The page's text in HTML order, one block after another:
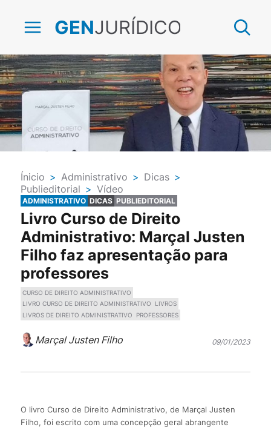
GENJURÍDICO
Ínicio > Administrativo > Dicas >
Publieditorial > Vídeo
ADMINISTRATIVO DICAS PUBLIEDITORIAL
Livro Curso de Direito
Administrativo: Marçal Justen
Filho faz apresentação para
professores
CURSO DE DIREITO ADMINISTRATIVO
LIVRO CURSO DE DIREITO ADMINISTRATIVO
LIVROS
LIVROS DE DIREITO ADMINISTRATIVO
PROFESSORES
Marçal Justen Filho 09/01/2023
O livro Curso de Direito Administrativo, de Marçal Justen
Filho, foi escrito com uma concepção geral abrangente